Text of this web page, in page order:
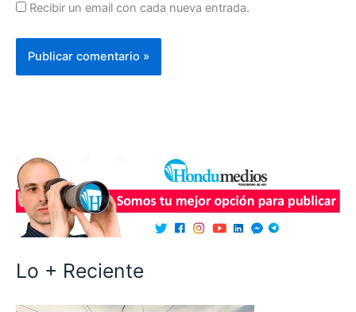
Recibir un email con cada nueva entrada.
Lo + Reciente